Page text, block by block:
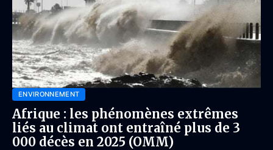
ENVIRONNEMENT
Afrique : les phénomènes extrêmes
liés au climat ont entraîné plus de 3
000 décès en 2025 (OMM)